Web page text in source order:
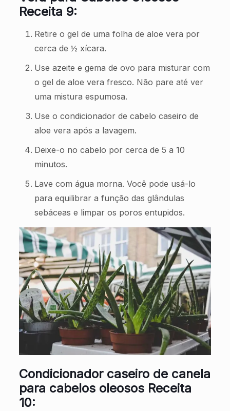
Receita 9:
Retire o gel de uma folha de aloe vera por
cerca de ½ xícara.
Use azeite e gema de ovo para misturar com
o gel de aloe vera fresco. Não pare até ver
uma mistura espumosa.
Use o condicionador de cabelo caseiro de
aloe vera após a lavagem.
Deixe-o no cabelo por cerca de 5 a 10
minutos.
Lave com água morna. Você pode usá-lo
para equilibrar a função das glândulas
sebáceas e limpar os poros entupidos.
Condicionador caseiro de canela
para cabelos oleosos Receita
10: